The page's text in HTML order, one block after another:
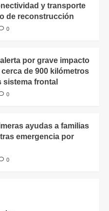
y transporte
de reconstrucción
0
por grave impacto
de 900 kilómetros
frontal
0
ayudas a familias
emergencia por
0